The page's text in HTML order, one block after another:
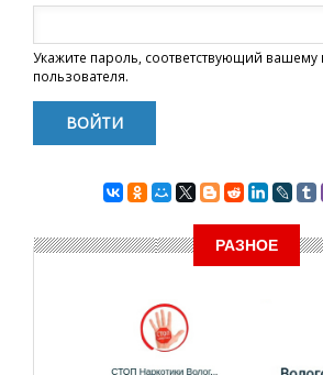
Укажите пароль, соответствующий
пользователя.
РАЗНОЕ